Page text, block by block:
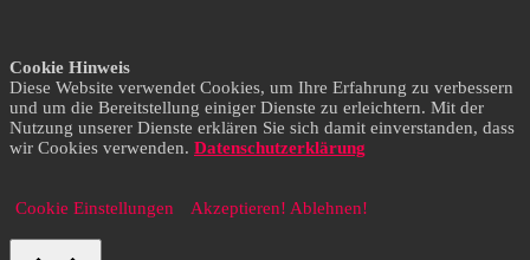
Cookie Hinweis
Diese Website verwendet Cookies, um Ihre Erfahrung zu verbessern
und um die Bereitstellung einiger Dienste zu erleichtern. Mit der
Nutzung unserer Dienste erklären Sie sich damit einverstanden, dass
wir Cookies verwenden. Datenschutzerklärung
Cookie Einstellungen Akzeptieren! Ablehnen!